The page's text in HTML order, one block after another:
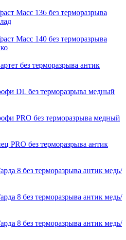
Масс 136 без терморазрыва
Масс 140 без терморазрыва
без терморазрыва антик
DL без терморазрыва медный
PRO без терморазрыва медный
PRO без терморазрыва антик
8 без терморазрыва антик медь/
8 без терморазрыва антик медь/
8 без терморазрыва антик медь/